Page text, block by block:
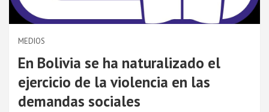
MEDIOS
En Bolivia se ha naturalizado el
ejercicio de la violencia en las
demandas sociales